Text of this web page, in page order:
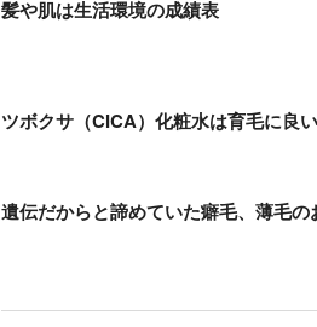
髪や肌は生活環境の成績表
ツボクサ（CICA）化粧水は育毛に良
遺伝だからと諦めていた癖毛、薄毛の